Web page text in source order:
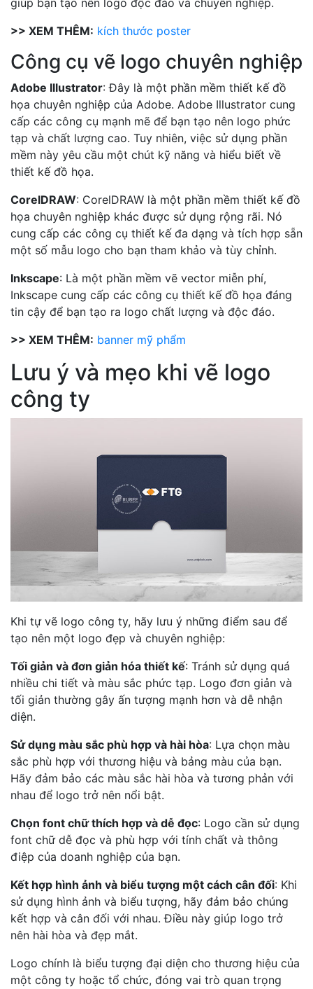
>> XEM THÊM: kích thước poster
Công cụ vẽ logo chuyên nghiệp
Adobe Illustrator: Đây là một phần mềm thiết kế đồ
họa chuyên nghiệp của Adobe. Adobe Illustrator cung
cấp các công cụ mạnh mẽ để bạn tạo nên logo phức
tạp và chất lượng cao. Tuy nhiên, việc sử dụng phần
mềm này yêu cầu một chút kỹ năng và hiểu biết về
thiết kế đồ họa.
CorelDRAW: CorelDRAW là một phần mềm thiết kế đồ
họa chuyên nghiệp khác được sử dụng rộng rãi. Nó
cung cấp các công cụ thiết kế đa dạng và tích hợp sẵn
một số mẫu logo cho bạn tham khảo và tùy chỉnh.
Inkscape: Là một phần mềm vẽ vector miễn phí,
Inkscape cung cấp các công cụ thiết kế đồ họa đáng
tin cậy để bạn tạo ra logo chất lượng và độc đáo.
>> XEM THÊM: banner mỹ phẩm
Lưu ý và mẹo khi vẽ logo
công ty
Khi tự vẽ logo công ty, hãy lưu ý những điểm sau để
tạo nên một logo đẹp và chuyên nghiệp:
Tối giản và đơn giản hóa thiết kế: Tránh sử dụng quá
nhiều chi tiết và màu sắc phức tạp. Logo đơn giản và
tối giản thường gây ấn tượng mạnh hơn và dễ nhận
diện.
Sử dụng màu sắc phù hợp và hài hòa: Lựa chọn màu
sắc phù hợp với thương hiệu và bảng màu của bạn.
Hãy đảm bảo các màu sắc hài hòa và tương phản với
nhau để logo trở nên nổi bật.
Chọn font chữ thích hợp và dễ đọc: Logo cần sử dụng
font chữ dễ đọc và phù hợp với tính chất và thông
điệp của doanh nghiệp của bạn.
Kết hợp hình ảnh và biểu tượng một cách cân đối: Khi
sử dụng hình ảnh và biểu tượng, hãy đảm bảo chúng
kết hợp và cân đối với nhau. Điều này giúp logo trở
nên hài hòa và đẹp mắt.
Logo chính là biểu tượng đại diện cho thương hiệu của
một công ty hoặc tổ chức, đóng vai trò quan trọng